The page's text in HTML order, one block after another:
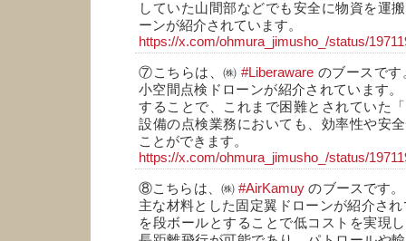
していた山間部などでも安全に物資を運
ーンが紹介されています。
https://x.com/ohmura_jimusho_/status/
⑦こちらは、㈱ #Liberaware のブースで
小空間点検ドローンが紹介されています
することで、これまで困難とされていた
設備の点検業務においても、効率性や安
ことができます。
https://x.com/ohmura_jimusho_/status/
⑧こちらは、㈱#AirKamuy のブースです
主な材料とした固定翼ドローンが紹介さ
を段ボールとすることで低コストを実現